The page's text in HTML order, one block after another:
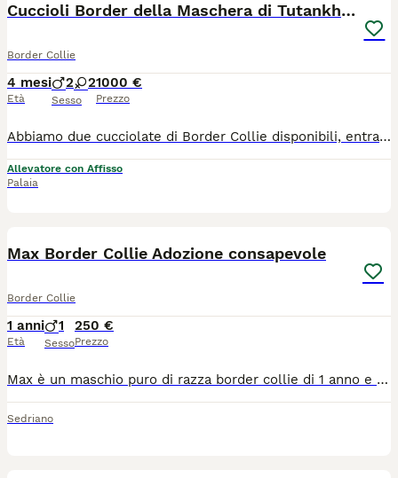
Cuccioli Border della Maschera di Tutankhamon
Border Collie
4 mesi
Età
2 2
Sesso
1000 €
Prezzo
Abbiamo due cucciolate di Border Collie disponibili, entrambe con lo stesso papà: Borderstrand Tuscan Tusk, importato dall'Australia e Campione d'Albania. Un cane straordinario, con test genetici ottimali: negativo per IGS, TNS, NCL, GG, MDR1, Raine Syndrome, SN e CEA, con displasia anca e gomito di Grado A e 0. Le mamme, Febe e Kali, sono del nostro allevamento: carattere dolce ed equilibrato, stessa ottima salute certificata (HD Grado A, ED Grado 0). I cuccioli crescono in casa con noi, ben socializzati fin dai primi giorni. Entrambi i genitori sono visibili in allevamento — venite a trovarci senza impegno. Il Border Collie è una razza intelligente, affettuosa e piena di energia: perfetta per chi ama stare all'aria aperta e vuole un cane che sia davvero parte della famiglia. Per informazioni o per fissare una visita, contattateci.
Allevatore con Affisso
Palaia
Max Border Collie Adozione consapevole
Border Collie
1 anni
Età
1
Sesso
250 €
Prezzo
Max è un maschio puro di razza border collie di 1 anno e 3 mesi. Al momento è intero e verrà ceduto con libretto sanitario e affiancamento (se in zona). È nato nel mio allevamento l’anno scorso ma i proprietari precedenti l’han riportato perché l’altro maschio in casa lo attaccava. Max è stato valutato sia da una veterinaria comportamentalista che da un addestratore specializzato in recupero comportamentale. Entrambi hanno detto bene o male le stesse cose: Max ha un temperamento medio-alto ed una tempra media. Per lui si cerca una famiglia che non abbia né cani maschi né femmine dominanti, le femmine non dominanti possono essere valutate. Lui è molto docile con le persone e NON dimostra aggressività verso l’uomo nemmeno in condizioni di stress. Richiesto solo un recupero spese veterinarie.
Sedriano